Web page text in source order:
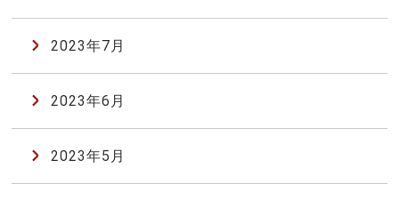
2023年7月
2023年6月
2023年5月